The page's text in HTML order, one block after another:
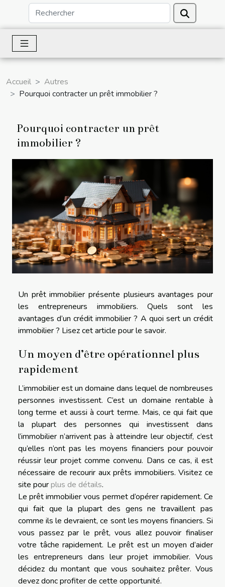
Accueil
Autres
Pourquoi contracter un prêt immobilier ?
Pourquoi contracter un prêt
immobilier ?
Un prêt immobilier présente plusieurs avantages pour
les entrepreneurs immobiliers. Quels sont les
avantages d’un crédit immobilier ? A quoi sert un crédit
immobilier ? Lisez cet article pour le savoir.
Un moyen d’être opérationnel plus
rapidement
L’immobilier est un domaine dans lequel de nombreuses
personnes investissent. C’est un domaine rentable à
long terme et aussi à court terme. Mais, ce qui fait que
la plupart des personnes qui investissent dans
l’immobilier n’arrivent pas à atteindre leur objectif, c’est
qu’elles n’ont pas les moyens financiers pour pouvoir
réussir leur projet comme convenu. Dans ce cas, il est
nécessaire de recourir aux prêts immobiliers. Visitez ce
site pourplus de détails.
Le prêt immobilier vous permet d’opérer rapidement. Ce
qui fait que la plupart des gens ne travaillent pas
comme ils le devraient, ce sont les moyens financiers. Si
vous passez par le prêt, vous allez pouvoir finaliser
votre tâche rapidement. Le prêt est un moyen d’aider
les entrepreneurs dans leur projet immobilier. Vous
décidez du montant que vous souhaitez prêter. Vous
devez donc profiter de cette opportunité.